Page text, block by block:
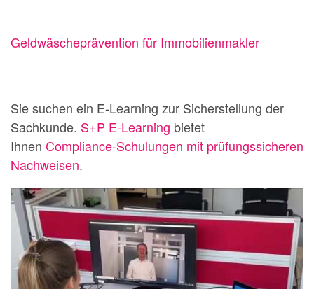
Geldwäscheprävention für Immobilienmakler
Sie suchen ein E-Learning zur Sicherstellung der
Sachkunde. S+P E-Learning bietet
Ihnen Compliance-Schulungen mit prüfungssicheren
Nachweisen.